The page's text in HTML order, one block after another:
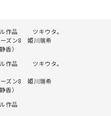
作品
ツキウタ。
ーズン8 姫川瑞希
香）
作品
ツキウタ。
ーズン8 姫川瑞希
香）
作品